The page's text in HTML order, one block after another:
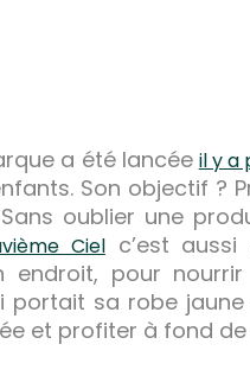
a été lancée il y a
Son objectif ?
oublier une
Cielc’est aussi
pour
portait sa robe
et profiter à fond